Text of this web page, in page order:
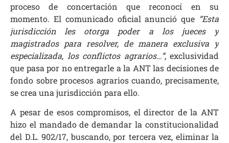
proceso de concertación que reconocí en su
momento. El comunicado oficial anunció que “Esta
jurisdicción les otorga poder a los jueces y
magistrados para resolver, de manera exclusiva y
especializada, los conflictos agrarios…”,exclusividad
que pasa por no entregarle a la ANT las decisiones de
fondo sobre procesos agrarios cuando, precisamente,
se crea una jurisdicción para ello.
A pesar de esos compromisos, el director de la ANT
hizo el mandado de demandar la constitucionalidad
del D.L. 902/17, buscando, por tercera vez, eliminar la